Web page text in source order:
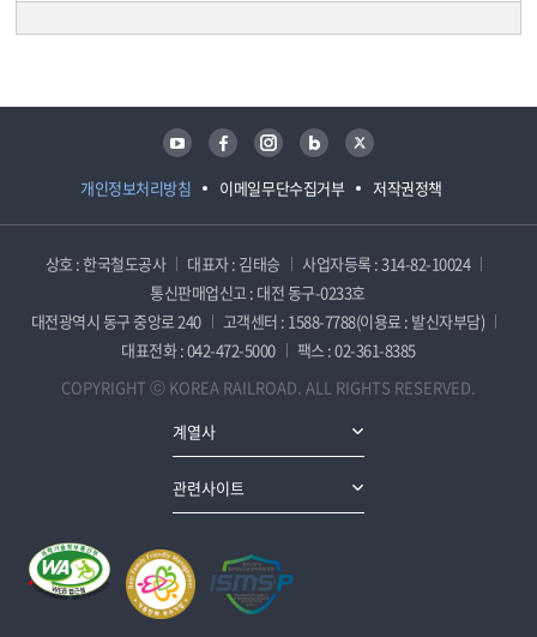
개인정보처리방침 이메일무단수집거부 저작권정책
유튜브 페이스북 인스타그램 블로그 트위터
상호 : 한국철도공사 대표자 : 김태승
사업자등록 : 314-82-10024
통신판매업신고 : 대전 동구-0233호
대전광역시 동구 중앙로 240
고객센터 : 1588-7788(이용료 : 발신자부담)
대표전화 : 042-472-5000
팩스 : 02-361-8385
COPYRIGHT ⓒ KOREA RAILROAD. ALL RIGHTS RESERVED.
계열사
관련사이트